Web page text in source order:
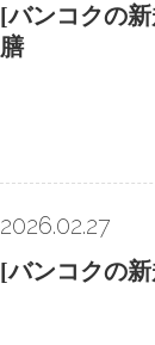
[バンコクの
膳
2026.02.27
[バンコクの